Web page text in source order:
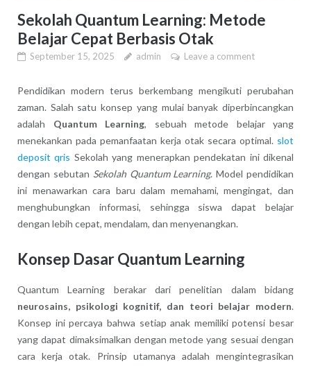
Sekolah Quantum Learning: Metode
Belajar Cepat Berbasis Otak
September 15, 2025 admin Leave a comment
Pendidikan modern terus berkembang mengikuti perubahan
zaman. Salah satu konsep yang mulai banyak diperbincangkan
adalah Quantum Learning, sebuah metode belajar yang
menekankan pada pemanfaatan kerja otak secara optimal. slot
deposit qris Sekolah yang menerapkan pendekatan ini dikenal
dengan sebutan Sekolah Quantum Learning. Model pendidikan
ini menawarkan cara baru dalam memahami, mengingat, dan
menghubungkan informasi, sehingga siswa dapat belajar
dengan lebih cepat, mendalam, dan menyenangkan.
Konsep Dasar Quantum Learning
Quantum Learning berakar dari penelitian dalam bidang
neurosains, psikologi kognitif, dan teori belajar modern.
Konsep ini percaya bahwa setiap anak memiliki potensi besar
yang dapat dimaksimalkan dengan metode yang sesuai dengan
cara kerja otak. Prinsip utamanya adalah mengintegrasikan